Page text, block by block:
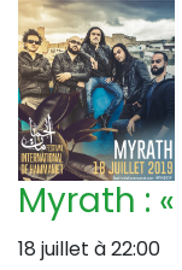
Myrath :
18 juillet à 22:00